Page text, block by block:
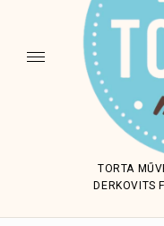
TORTA
DERKOVITS